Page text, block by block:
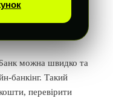
можна швидко та
банкінг. Такий
перевірити